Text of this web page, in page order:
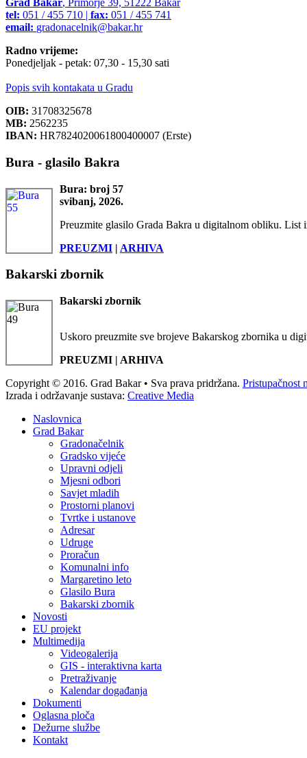
Grad Bakar, Primorje 39, 51222 Bakar
tel: 051 / 455 710 | fax: 051 / 455 741
email: gradonacelnik@bakar.hr
Radno vrijeme:
Ponedjeljak - petak: 07,30 - 15,30 sati
Popis svih kontakata u Gradu
OIB: 31708325678
MB: 2562235
IBAN: HR7824020061800400007 (Erste)
Bura - glasilo Bakra
Bura: broj 57
svibanj, 2026.
Preuzmite glasilo Grada Bakra u digitalnom obliku. List
PREUZMI | ARHIVA
Bakarski zbornik
Bakarski zbornik
Uskoro preuzmite sve brojeve Bakarskog zbornika u
PREUZMI | ARHIVA
Copyright © 2016. Grad Bakar • Sva prava pridržana. Pristupačnost
Izrada i održavanje sustava: Creative Media
Naslovnica
Grad Bakar
Gradonačelnik
Gradsko vijeće
Upravni odjeli
Mjesni odbori
Savjet mladih
Prostorni planovi
Tvrtke i ustanove
Adresar
Udruge
Proračun
Komunalni info
Margaretino leto
Glasilo Bura
Bakarski zbornik
Novosti
EU projekt
Multimedija
Videogalerija
GIS - interaktivna karta
Pretraživanje
Kalendar događanja
Dokumenti
Oglasna ploča
Dežurne službe
Kontakt